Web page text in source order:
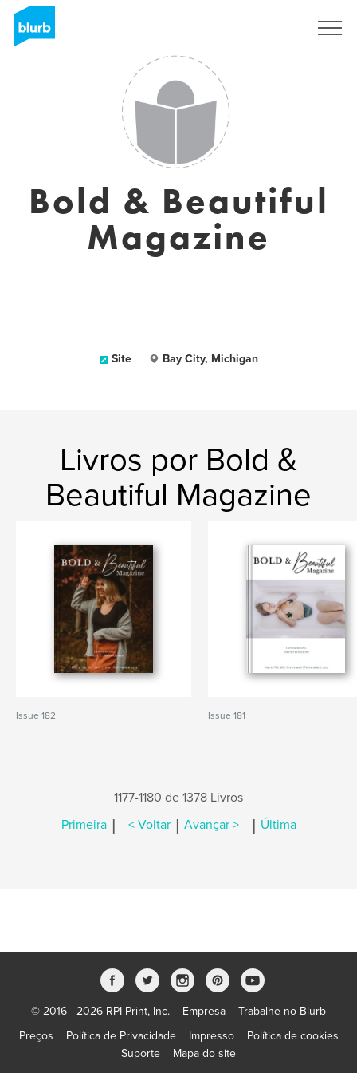
Bold & Beautiful
Magazine
Site Bay City, Michigan
Livros por Bold &
Beautiful Magazine
Issue 182 Issue 181
1177-1180 de 1378 Livros
Primeira | < Voltar | Avançar > | Última
© 2016 - 2026 RPI Print, Inc. Empresa
Trabalhe no Blurb
Preços
Política de Privacidade Impresso
Política de cookies
Suporte
Mapa do site